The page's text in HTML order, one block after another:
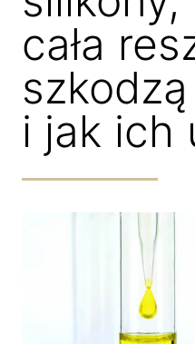
cała
i jak ich